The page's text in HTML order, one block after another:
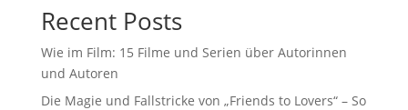
Recent Posts
Wie im Film: 15 Filme und Serien über Autorinnen
und Autoren
Die Magie und Fallstricke von „Friends to Lovers“ – So